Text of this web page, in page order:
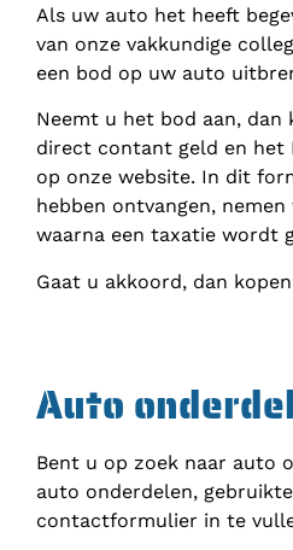
Als uw auto het heeft
van onze vakkundige
een bod op uw auto
Neemt u het bod aan,
direct contant geld en het
op onze website. In dit
hebben ontvangen,
waarna een taxatie wordt
Gaat u akkoord, dan
Auto
Bent u op zoek naar auto
auto onderdelen,
contactformulier in te